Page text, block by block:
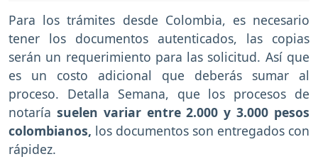
Para los trámites desde Colombia, es necesario
tener los documentos autenticados, las copias
serán un requerimiento para las solicitud. Así que
es un costo adicional que deberás sumar al
proceso. Detalla Semana, que los procesos de
notaría suelen variar entre 2.000 y 3.000 pesos
colombianos, los documentos son entregados con
rápidez.